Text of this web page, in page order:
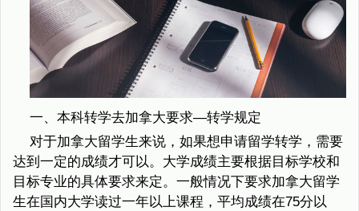
一、本科转学去加拿大要求—转学规定
对于加拿大留学生来说，如果想申请留学转学，需要
达到一定的成绩才可以。大学成绩主要根据目标学校和
目标专业的具体要求来定。一般情况下要求加拿大留学
生在国内大学读过一年以上课程，平均成绩在75分以